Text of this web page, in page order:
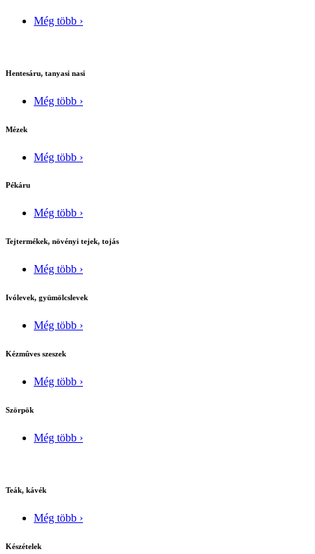
Még több ›
Hentesáru, tanyasi nasi
Még több ›
Mézek
Még több ›
Pékáru
Még több ›
Tejtermékek, növényi tejek, tojás
Még több ›
Ivólevek, gyümölcslevek
Még több ›
Kézmûves szeszek
Még több ›
Szörpök
Még több ›
Teák, kávék
Még több ›
Készételek